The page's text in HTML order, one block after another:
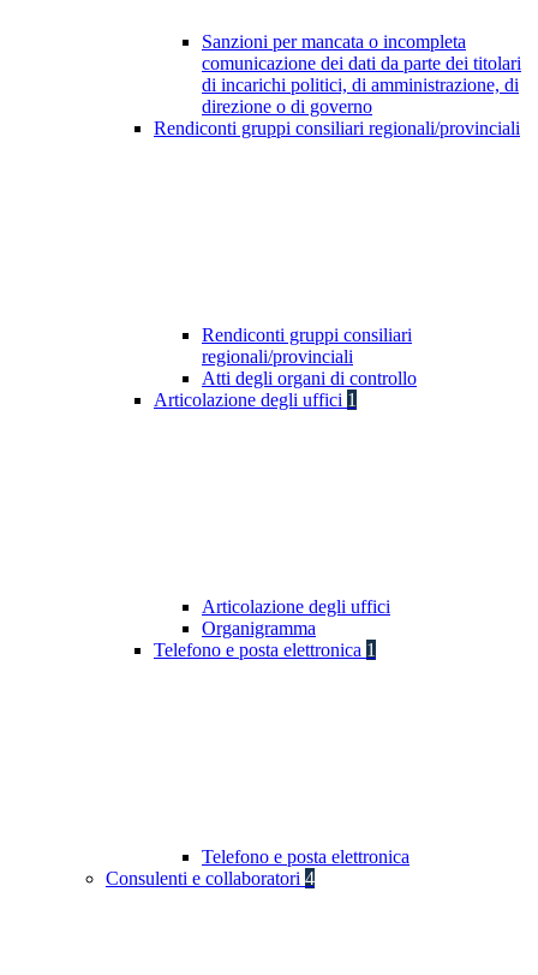
Sanzioni per mancata o incompleta
comunicazione dei dati da parte dei titolari
di incarichi politici, di amministrazione, di
direzione o di governo
Rendiconti gruppi consiliari regionali/provinciali
Rendiconti gruppi consiliari
regionali/provinciali
Atti degli organi di controllo
Articolazione degli uffici 1
Articolazione degli uffici
Organigramma
Telefono e posta elettronica 1
Telefono e posta elettronica
Consulenti e collaboratori 4